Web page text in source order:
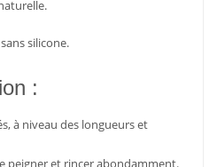
silicone.
:
à niveau des longueurs et
peigner et rincer abondamment.